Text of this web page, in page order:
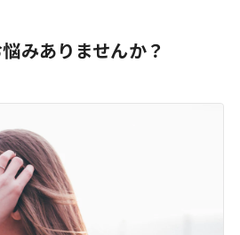
みありませんか？